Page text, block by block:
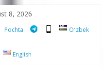
8, 2026
Pochta Oʻzbek
English